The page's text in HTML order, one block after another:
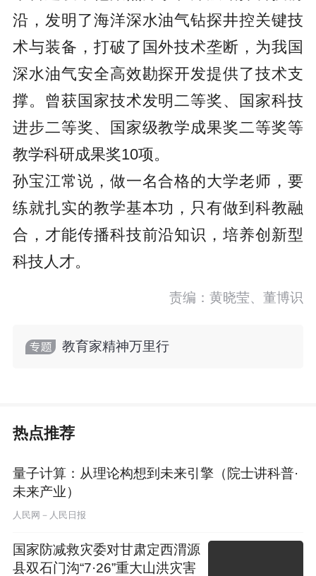
沿，发明了海洋深水油气钻探井控关键技
术与装备，打破了国外技术垄断，为我国
深水油气安全高效勘探开发提供了技术支
撑。曾获国家技术发明二等奖、国家科技
进步二等奖、国家级教学成果奖二等奖等
教学科研成果奖10项。
孙宝江常说，做一名合格的大学老师，要
练就扎实的教学基本功，只有做到科教融
合，才能传播科技前沿知识，培养创新型
科技人才。
责编：黄晓莹、董博识
教育家精神万里行
热点推荐
量子计算：从理论构想到未来引擎（院士讲科普·
未来产业）
人民网－人民日报
国家防减救灾委对甘肃定西渭源
县双石门沟“7·26”重大山洪灾害